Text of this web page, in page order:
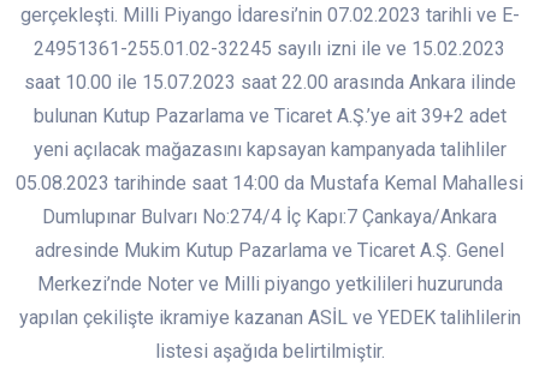
gerçekleşti. Milli Piyango İdaresi’nin 07.02.2023 tarihli ve E-
24951361-255.01.02-32245 sayılı izni ile ve 15.02.2023
saat 10.00 ile 15.07.2023 saat 22.00 arasında Ankara ilinde
bulunan Kutup Pazarlama ve Ticaret A.Ş.’ye ait 39+2 adet
yeni açılacak mağazasını kapsayan kampanyada talihliler
05.08.2023 tarihinde saat 14:00 da Mustafa Kemal Mahallesi
Dumlupınar Bulvarı No:274/4 İç Kapı:7 Çankaya/Ankara
adresinde Mukim Kutup Pazarlama ve Ticaret A.Ş. Genel
Merkezi’nde Noter ve Milli piyango yetkilileri huzurunda
yapılan çekilişte ikramiye kazanan ASİL ve YEDEK talihlilerin
listesi aşağıda belirtilmiştir.